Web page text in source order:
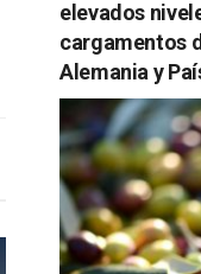
elevados
cargamentos
Alemania y